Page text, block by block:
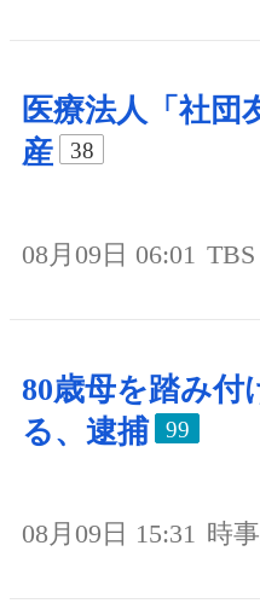
医療法人「社団
産
38
08月09日 06:01
80歳母を踏み付
る、逮捕
99
08月09日 15:31 時